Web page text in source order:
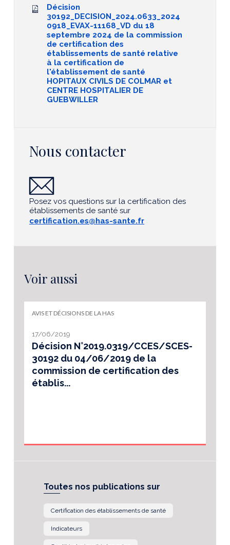
Décision
30192_DECISION_2024.0633_2024
0918_EVAX-11168_VD du 18
septembre 2024 de la commission
de certification des
établissements de santé relative
à la certification de
l'établissement de santé
HOPITAUX CIVILS DE COLMAR et
CENTRE HOSPITALIER DE
GUEBWILLER
Nous contacter
Posez vos questions sur la certification des
établissements de santé sur
certification.es@has-sante.fr
Voir aussi
AVIS ET DÉCISIONS DE LA HAS
17/06/2019
Décision N°2019.0319/CCES/SCES-
30192 du 04/06/2019 de la
commission de certification des
établis...
Toutes nos publications sur
Certification des établissements de santé
Indicateurs